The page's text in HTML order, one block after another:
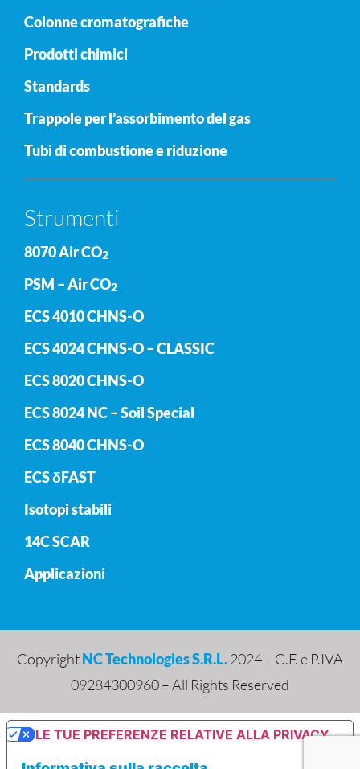
Colonne cromatografiche
Prodotti chimici
Standards
Trappole per l’assorbimento del gas
Tubi di combustione e riduzione
Strumenti
8070 Air CO2
PSM – Air CO2
ECS 4010 CHNS-O
ECS 4024 CHNS-O – CLASSIC
ECS 8020 CHNS-O
ECS 8024 NC – Soil Special
ECS 8040 CHNS-O
ECS δFAST
Isotopi stabili
14C SCAR
Applicazioni
CopyrightNC Technologies S.R.L.2024 – C.F. e P.IVA
09284300960 – All Rights Reserved
LE TUE PREFERENZE RELATIVE ALLA PRIVACY